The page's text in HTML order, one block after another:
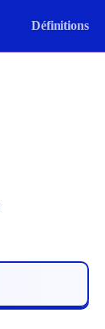
Définitions